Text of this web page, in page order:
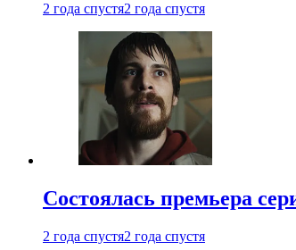
2 года спустя2 года спустя
Состоялась премьера
2 года спустя2 года спустя